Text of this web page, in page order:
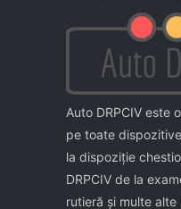
Auto DRPCIV este
pe toate
la dispoziţie
DRPCIV de la
rutieră şi multe